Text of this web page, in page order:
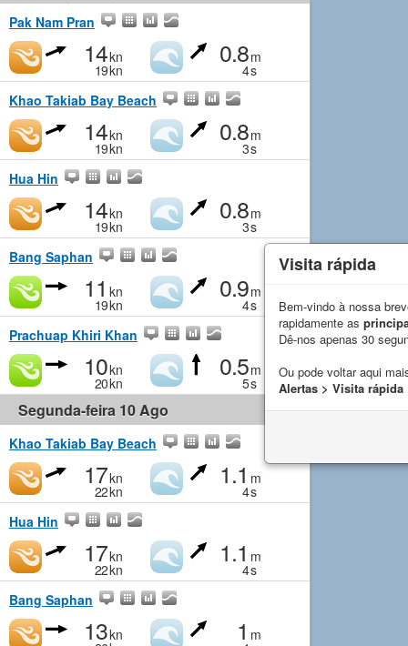
Pak Nam Pran
14kn
19kn
0.8m
4s
Khao Takiab Bay Beach
14kn
19kn
0.8m
3s
Hua Hin
14kn
19kn
0.8m
3s
Bang Saphan
11 kn
19kn
0.9m
4s
Prachuap Khiri Khan
10kn
20kn
0.5m
5s
Segunda-feira 10 Ago
Khao Takiab Bay Beach
17kn
22kn
1.1 m
4s
Hua Hin
17kn
22kn
1.1 m
4s
Bang Saphan
13kn 1 m
Visita rápida
Bem-vindo à nossa
rapidamente as
Dê-nos apenas 30
Ou pode voltar aqui
Alertas > Visita rápida